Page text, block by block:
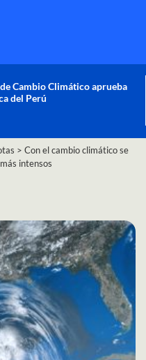
Cambio Climático aprueba
del Perú
> Con el cambio climático se
intensos